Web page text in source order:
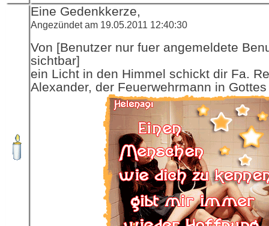
Eine Gedenkkerze,
Angezündet am 19.05.2011 12:40:30
Von [Benutzer nur fuer angemeldete
sichtbar]
ein Licht in den Himmel schickt dir Fa.
Alexander, der Feuerwehrmann in Gottes